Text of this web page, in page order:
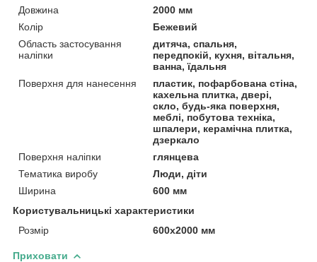
Довжина
2000 мм
Колір
Бежевий
Область застосування
наліпки
дитяча, спальня,
передпокій, кухня, вітальня,
ванна, їдальня
Поверхня для нанесення
пластик, пофарбована стіна,
кахельна плитка, двері,
скло, будь-яка поверхня,
меблі, побутова техніка,
шпалери, керамічна плитка,
дзеркало
Поверхня наліпки
глянцева
Тематика виробу
Люди, діти
Ширина
600 мм
Користувальницькі характеристики
Розмір
600х2000 мм
Приховати